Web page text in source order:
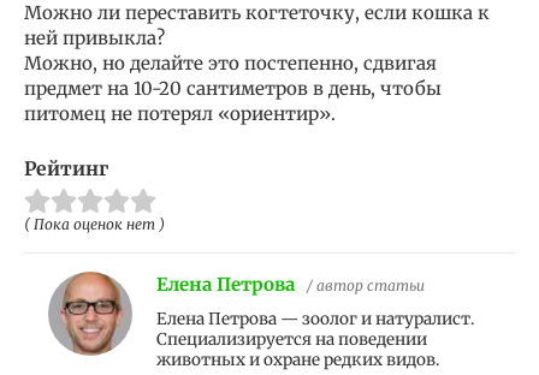
Можно ли переставить когтеточку, если кошка к
ней привыкла?
Можно, но делайте это постепенно, сдвигая
предмет на 10-20 сантиметров в день, чтобы
питомец не потерял «ориентир».
Рейтинг
( Пока оценок нет )
Елена Петрова / автор статьи
Елена Петрова — зоолог и натуралист.
Специализируется на поведении
животных и охране редких видов.